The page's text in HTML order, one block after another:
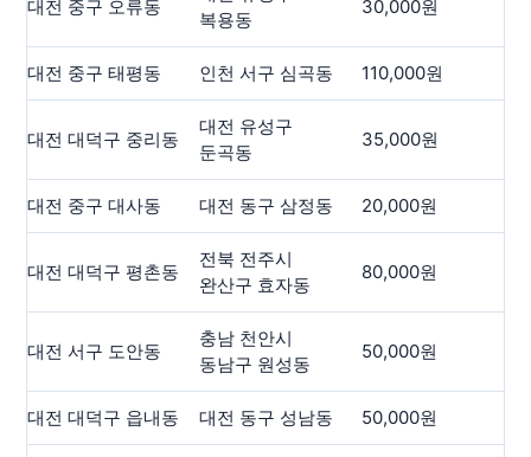
대전 중구 오류동
복용동
30,000원
대전 중구 태평동 인천 서구 심곡동 110,000원
대전 대덕구 중리동
대전 유성구
둔곡동
35,000원
대전 중구 대사동 대전 동구 삼정동 20,000원
대전 대덕구 평촌동
전북 전주시
완산구 효자동
80,000원
대전 서구 도안동
충남 천안시
동남구 원성동
50,000원
대전 대덕구 읍내동 대전 동구 성남동 50,000원